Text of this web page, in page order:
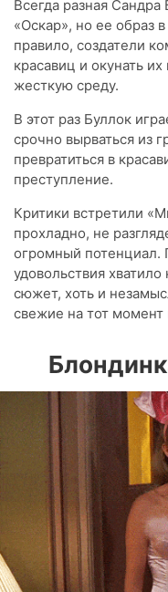
Всегда разная Сандра
«Оскар», но ее образ
правило, создатели
красавиц и окунать
жесткую среду.
В этот раз Буллок
срочно вырваться из
превратиться в
преступление.
Критики встретили
прохладно, не
огромный потенциал.
удовольствия
сюжет, хоть и
свежие на тот момент